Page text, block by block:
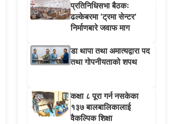
प्रतिनिधिसभा बैठकः
ढल्केबरमा ‘ट्रमा सेन्टर’
निर्माणबारे जवाफ माग
डा थापा तथा अमात्यद्वारा पद
तथा गोपनीयताको शपथ
कक्षा ८ पूरा गर्न नसकेका
१३७ बालबालिकालाई
वैकल्पिक शिक्षा